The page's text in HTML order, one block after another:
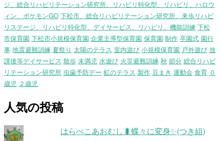
ジ、総合リハビリテーション研究所、リハビリ特化型、リハビリ、ハロウ
ィン、ポケモンGO 下松市、総合リハビリテーション研究所、来歩リハビ
リステージ、リハビリ特化型、デイサービス、リハビリ、機能訓練 下松
市保育園 下松市小規模保育園 企業主導型保育園 保育園 制作 卒園式 園行
事 地震避難訓練 夏祭り 太陽のテラス 室内遊び 小規模保育園 戸外遊び 放
課後等デイサービス 散歩 未満児 水遊び 火災避難訓練 秋 節分 総合リハビ
リテーション研究所 虫歯予防デー 虹のテラス 製作 豆まき 運動会 食育 ０
歳児 ２歳児
人気の投稿
はらぺこあおむし🐛蝶々に変身✨(つき組)